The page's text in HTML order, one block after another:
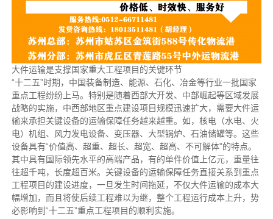
大件运输是支撑国家重大工程项目的关键环节
“十二五”时期，中国装备制造、能源、石化、冶金等行业一批国家
重点工程纷纷上马。特别是随着西部大开发、中部崛起等区域发展
战略的实施，中西部地区重点建设项目规模迅速扩大，需要大件运
输来承担关键设备的运输保障任务越来越重。如，核电（水电、火
电）机组、风力发电设备、变压器、大型锅炉、石油储罐等。这些
设备具有“价值高、超重、超长、超宽、超高、不可解体”的特点。
其中具有国际领先水平的高端产品，有的单件价值上亿元，重量往
往超千吨，长度超百米。关键设备的运输保障任务直接关系到重点
工程项目的建设进度，一旦发生时间拖延，不仅大件运输的成本大
幅增加，而且将使后续工程难以为继，整个工程运行成本上升，势
必影响到“十二五”重点工程项目的顺利实施。